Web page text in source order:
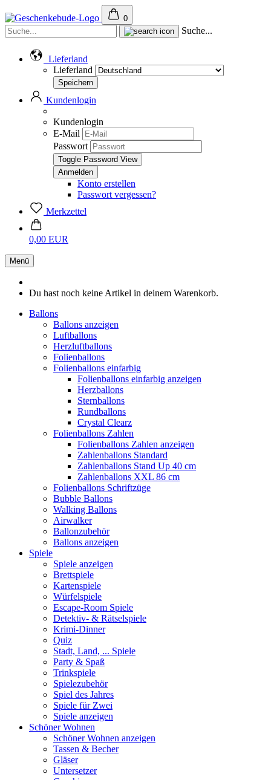
0
Suche...
Lieferland
Lieferland
Kundenlogin
Kundenlogin
E-Mail
Passwort
Toggle Password View
Konto erstellen
Passwort vergessen?
Merkzettel
0,00 EUR
Menü
Du hast noch keine Artikel in deinem Warenkorb.
Ballons
Ballons anzeigen
Luftballons
Herzluftballons
Folienballons
Folienballons einfarbig
Folienballons einfarbig anzeigen
Herzballons
Sternballons
Rundballons
Crystal Clearz
Folienballons Zahlen
Folienballons Zahlen anzeigen
Zahlenballons Standard
Zahlenballons Stand Up 40 cm
Zahlenballons XXL 86 cm
Folienballons Schriftzüge
Bubble Ballons
Walking Ballons
Airwalker
Ballonzubehör
Ballons anzeigen
Spiele
Spiele anzeigen
Brettspiele
Kartenspiele
Würfelspiele
Escape-Room Spiele
Detektiv- & Rätselspiele
Krimi-Dinner
Quiz
Stadt, Land, ... Spiele
Party & Spaß
Trinkspiele
Spielezubehör
Spiel des Jahres
Spiele für Zwei
Spiele anzeigen
Schöner Wohnen
Schöner Wohnen anzeigen
Tassen & Becher
Gläser
Untersetzer